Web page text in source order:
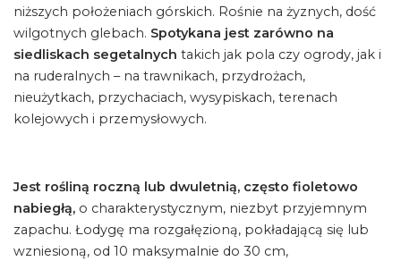
niższych położeniach górskich. Rośnie na żyznych, dość
wilgotnych glebach. Spotykana jest zarówno na
siedliskach segetalnych takich jak pola czy ogrody, jak i
na ruderalnych – na trawnikach, przydrożach,
nieużytkach, przychaciach, wysypiskach, terenach
kolejowych i przemysłowych.
Jest rośliną roczną lub dwuletnią, często fioletowo
nabiegłą, o charakterystycznym, niezbyt przyjemnym
zapachu. Łodygę ma rozgałęzioną, pokładającą się lub
wzniesioną, od 10 maksymalnie do 30 cm,